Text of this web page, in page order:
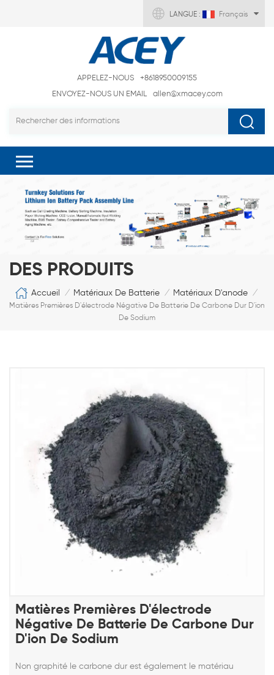
LANGUE : Français
APPELEZ-NOUS
+8618950009155
ENVOYEZ-NOUS UN EMAIL
allen@xmacey.com
DES PRODUITS
Accueil / Matériaux De Batterie / Matériaux D'anode
/
Matières Premières D'électrode Négative De Batterie De Carbone Dur D'ion
De Sodium
Matières Premières D'électrode
Négative De Batterie De Carbone Dur
D'ion De Sodium
Non graphité le carbone dur est également le matériau